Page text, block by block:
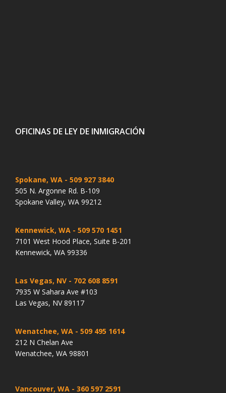
OFICINAS DE LEY DE INMIGRACIÓN
Spokane, WA - 509 927 3840
505 N. Argonne Rd. B-109
Spokane Valley, WA 99212
Kennewick, WA - 509 570 1451
7101 West Hood Place, Suite B-201
Kennewick, WA 99336
Las Vegas, NV - 702 608 8591
7935 W Sahara Ave #103
Las Vegas, NV 89117
Wenatchee, WA - 509 495 1614
212 N Chelan Ave
Wenatchee, WA 98801
Vancouver, WA - 360 597 2591